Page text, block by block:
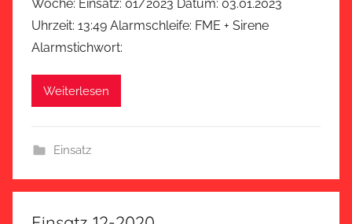
Woche: Einsatz: 01/2023 Datum: 03.01.2023
Uhrzeit: 13:49 Alarmschleife: FME + Sirene
Alarmstichwort:
Weiterlesen
Einsatz